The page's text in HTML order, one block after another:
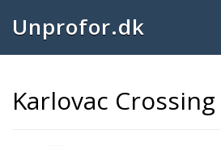
Unprofor.dk
Karlovac Crossing